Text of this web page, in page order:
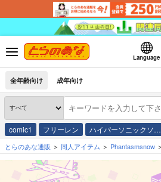
Language
全年齢向け 成年向け
comic1 フリーレン ハイパーソニックソ…
とらのあな通販 同人アイテム Phantasmsnow